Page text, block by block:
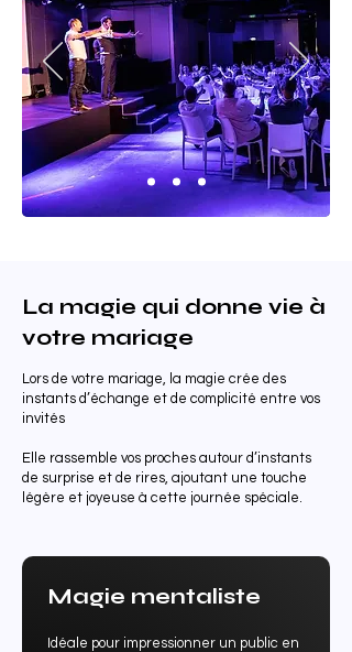
La magie qui donne vie à
votre mariage
Lors de votre mariage, la magie crée des
instants d’échange et de complicité entre vos
invités
Elle rassemble vos proches autour d’instants
de surprise et de rires, ajoutant une touche
légère et joyeuse à cette journée spéciale.
Magie mentaliste
Idéale pour impressionner un public en